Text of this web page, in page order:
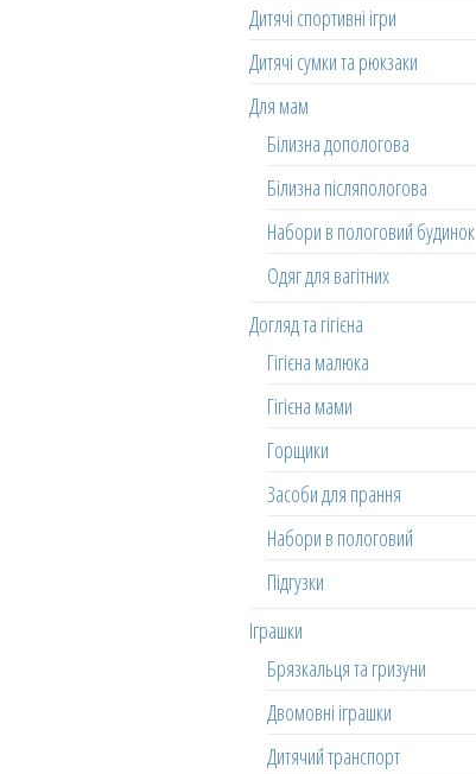
Дитячі спортивні ігри
Дитячі сумки та рюкзаки
Для мам
Білизна допологова
Білизна післяпологова
Набори в пологовий будинок
Одяг для вагітних
Догляд та гігієна
Гігієна малюка
Гігієна мами
Горщики
Засоби для прання
Набори в пологовий
Підгузки
Іграшки
Брязкальця та гризуни
Двомовні іграшки
Дитячий транспорт